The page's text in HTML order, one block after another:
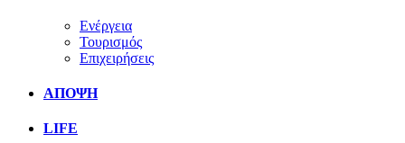
Ενέργεια
Τουρισμός
Επιχειρήσεις
ΑΠΟΨΗ
LIFE